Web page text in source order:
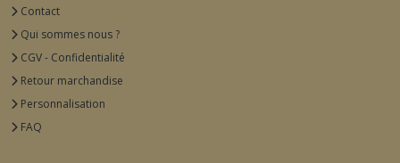
Contact
Qui sommes nous ?
CGV - Confidentialité
Retour marchandise
Personnalisation
FAQ